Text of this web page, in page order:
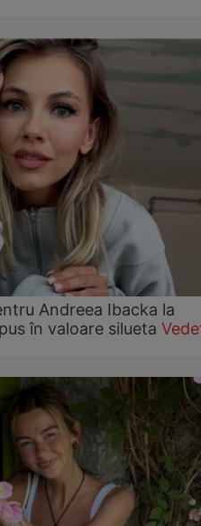
Andreea Ibacka la
în valoare silueta